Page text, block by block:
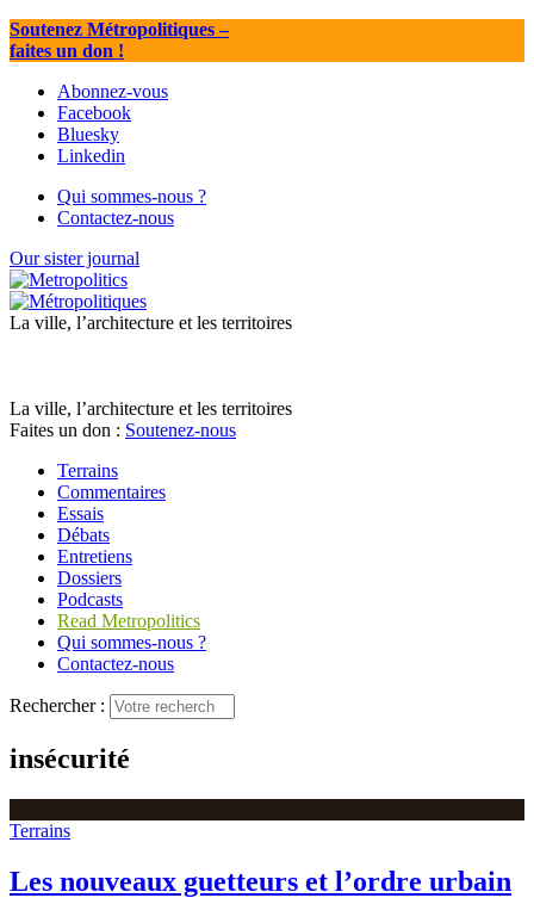
Soutenez Métropolitiques–
faites un don !
Abonnez-vous
Facebook
Bluesky
Linkedin
Qui sommes-nous ?
Contactez-nous
Our sister journal
La ville, l’architecture et les territoires
La ville, l’architecture et les territoires
Faites un don : Soutenez-nous
Terrains
Commentaires
Essais
Débats
Entretiens
Dossiers
Podcasts
Read Metropolitics
Qui sommes-nous ?
Contactez-nous
Rechercher :
insécurité
Terrains
Les nouveaux guetteurs et l’ordre urbain